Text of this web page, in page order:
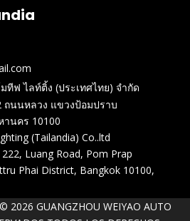
ทีฟ ไลท์ติ้ง (ประเทศไทย) จำกัด
ถนนหลวง แขวงป้อมปราบ
านคร 10100
(Tailandia) Co..ltd
Luang Road, Pom Prap
Phai District, Bangkok 10100,
2026 GUANGZHOU WEIYAO AUTO